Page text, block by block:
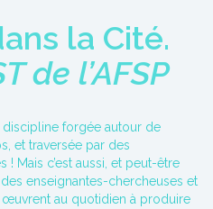
la Cité.
de l’AFSP
discipline forgée autour de
et traversée par des
Mais c’est aussi, et peut-être
enseignantes-chercheuses et
au quotidien à produire